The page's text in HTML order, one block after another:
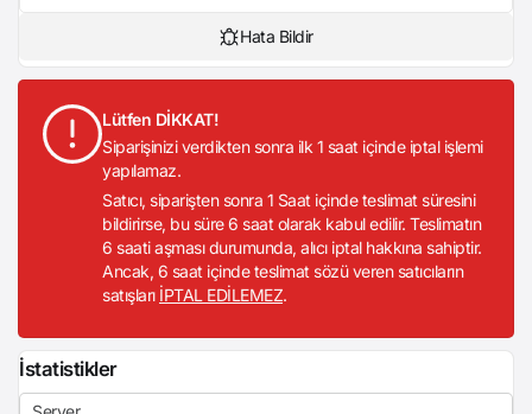
Hata Bildir
Lütfen DİKKAT!
Siparişinizi verdikten sonra ilk 1 saat içinde iptal işlemi
yapılamaz.
Satıcı, siparişten sonra 1 Saat içinde teslimat süresini
bildirirse, bu süre 6 saat olarak kabul edilir. Teslimatın
6 saati aşması durumunda, alıcı iptal hakkına sahiptir.
Ancak, 6 saat içinde teslimat sözü veren satıcıların
satışları İPTAL EDİLEMEZ.
İstatistikler